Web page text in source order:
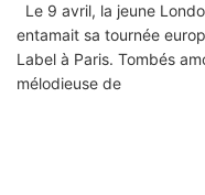
Le 9 avril, la jeune
entamait sa tournée
Label à Paris. Tombés
mélodieuse de